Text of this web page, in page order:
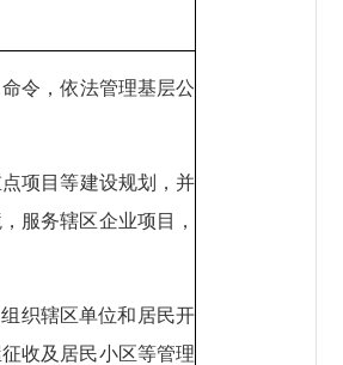
令，依法管理基层公
项目等建设规划，并
服务辖区企业项目，
织辖区单位和居民开
收及居民小区等管理